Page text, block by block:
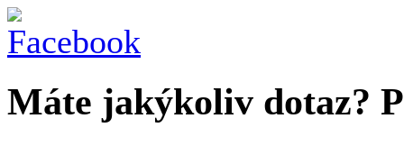
Máte jakýkoliv dotaz?